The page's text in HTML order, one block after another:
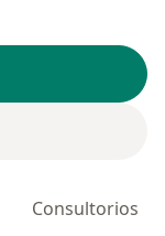
Consultorios